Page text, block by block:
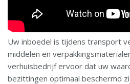
Uw inboedel is tijdens transport
middelen en
verhuisbedrijf ervoor dat uw
bezittingen optimaal beschermd